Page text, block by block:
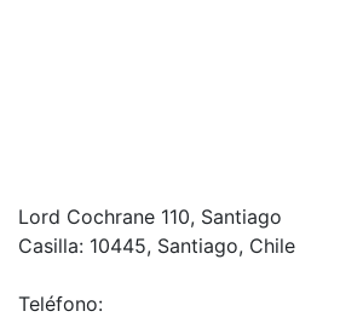
Lord Cochrane 110, Santiago
Casilla: 10445, Santiago, Chile
Teléfono: